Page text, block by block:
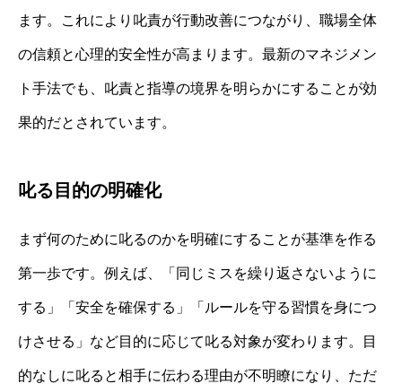
ます。これにより叱責が行動改善につながり、職場全体
の信頼と心理的安全性が高まります。最新のマネジメン
ト手法でも、叱責と指導の境界を明らかにすることが効
果的だとされています。
叱る目的の明確化
まず何のために叱るのかを明確にすることが基準を作る
第一歩です。例えば、「同じミスを繰り返さないように
する」「安全を確保する」「ルールを守る習慣を身につ
けさせる」など目的に応じて叱る対象が変わります。目
的なしに叱ると相手に伝わる理由が不明瞭になり、ただ